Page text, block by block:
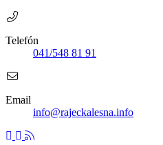
Telefón
041/548 81 91
Email
info@rajeckalesna.info